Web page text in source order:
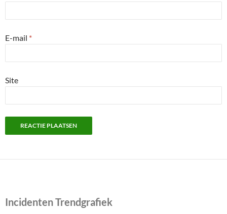
E-mail *
Site
Incidenten Trendgrafiek